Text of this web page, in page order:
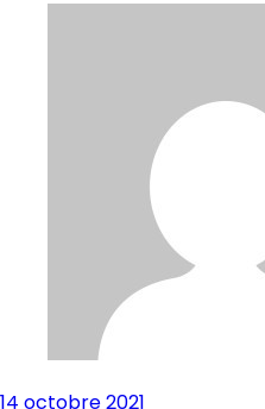
14 octobre 2021